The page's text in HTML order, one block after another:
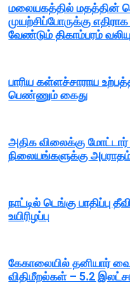
மலையகத்தில் மதத்தின்
முயற்சிப்போருக்கு
வேண்டும் திகாம்பரம்
பாரிய கள்ளச்சாராய
பெண்ணும் கைது
அதிக விலைக்கு
நிலையங்களுக்கு
நாட்டில் டெங்கு பாதிப்பு
உயிரிழப்பு
கேகாலையில் தனியார்
விதிமீறல்கள் – 5.2